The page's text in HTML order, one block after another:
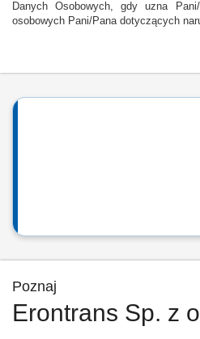
Danych Osobowych, gdy uzna
osobowych Pani/Pana dotyczących
Poznaj
Erontrans Sp. z